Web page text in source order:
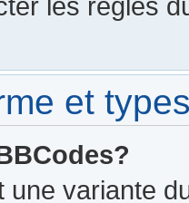
et
une variante